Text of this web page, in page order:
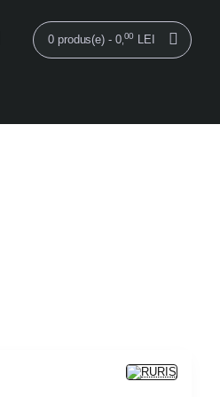
0 produs(e) - 0, 00 LEI